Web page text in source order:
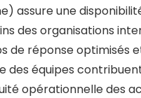
assure une
des organisations
de réponse optimisés
des équipes
opérationnelle des